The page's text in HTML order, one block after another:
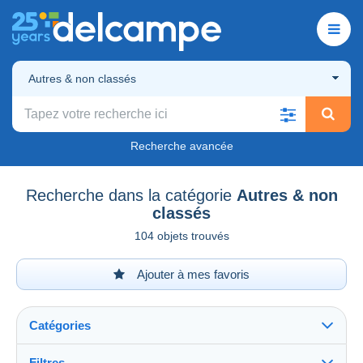
Autres & non classés
Recherche avancée
Recherche dans la catégorie Autres & non
classés
104 objets trouvés
Ajouter à mes favoris
Catégories